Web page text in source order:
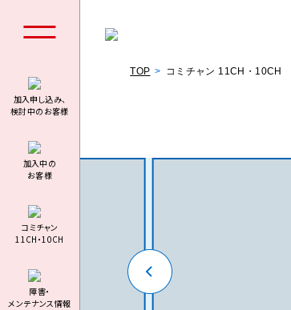
加入申し込み、
検討中のお客様
加⼊中の
お客様
コミチャン
11CH・10CH
障害・
メンテナンス情報
TOP コミチャン 11CH・10CH